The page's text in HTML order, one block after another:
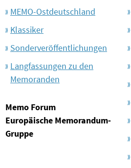
MEMO-Ostdeutschland
Klassiker
Sonderveröffentlichungen
Langfassungen zu den
Memoranden
Memo Forum
Europäische Memorandum-
Gruppe